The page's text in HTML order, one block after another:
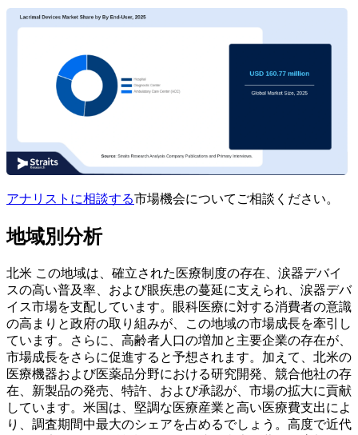
アナリストに相談する市場機会についてご相談ください。
地域別分析
北米 この地域は、確立された医療制度の存在、涙器デバイ
スの高い普及率、および眼疾患の蔓延に支えられ、涙器デバ
イス市場を支配しています。眼科医療に対する消費者の意識
の高まりと政府の取り組みが、この地域の市場成長を牽引し
ています。さらに、高齢者人口の増加と主要企業の存在が、
市場成長をさらに促進すると予想されます。加えて、北米の
医療機器および医薬品分野における研究開発、競合他社の存
在、新製品の発売、特許、および承認が、市場の拡大に貢献
しています。米国は、堅調な医療産業と高い医療費支出によ
り、調査期間中最大のシェアを占めるでしょう。高度で近代